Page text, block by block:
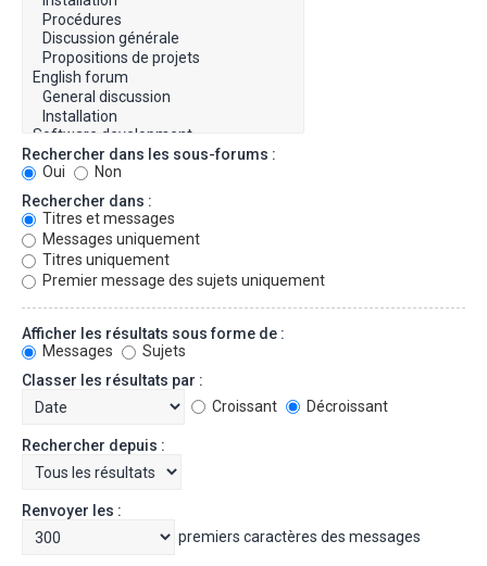
Rechercher dans les sous-forums :
Oui
Non
Rechercher dans :
Titres et messages
Messages uniquement
Titres uniquement
Premier message des sujets uniquement
Afficher les résultats sous forme de :
Messages
Sujets
Classer les résultats par :
Croissant
Décroissant
Rechercher depuis :
Renvoyer les :
premiers caractères des messages